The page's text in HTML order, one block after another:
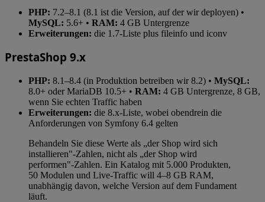
PHP: 7.2–8.1 (8.1 ist die Version, auf der wir deployen) •
MySQL: 5.6+ • RAM: 4 GB Untergrenze
Erweiterungen: die 1.7-Liste plus fileinfo und iconv
PrestaShop 9.x
PHP: 8.1–8.4 (in Produktion betreiben wir 8.2) • MySQL:
8.0+ oder MariaDB 10.5+ • RAM: 4 GB Untergrenze, 8 GB,
wenn Sie echten Traffic haben
Erweiterungen: die 8.x-Liste, wobei obendrein die
Anforderungen von Symfony 6.4 gelten
Behandeln Sie diese Werte als „der Shop wird sich
installieren"-Zahlen, nicht als „der Shop wird
performen"-Zahlen. Ein Katalog mit 5.000 Produkten,
50 Modulen und Live-Traffic will 4–8 GB RAM,
unabhängig davon, welche Version auf dem Fundament
läuft.